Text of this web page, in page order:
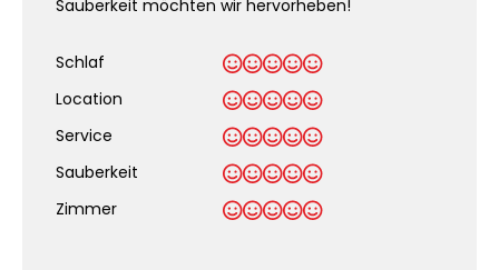
Sauberkeit möchten wir hervorheben!
Schlaf
Location
Service
Sauberkeit
Zimmer